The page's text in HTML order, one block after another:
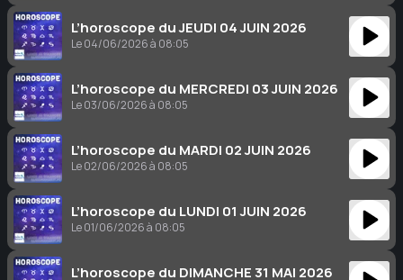
L’horoscope du JEUDI 04 JUIN 2026
Le 04/06/2026 à 08:05
L’horoscope du MERCREDI 03 JUIN 2026
Le 03/06/2026 à 08:05
L’horoscope du MARDI 02 JUIN 2026
Le 02/06/2026 à 08:05
L’horoscope du LUNDI 01 JUIN 2026
Le 01/06/2026 à 08:05
L’horoscope du DIMANCHE 31 MAI 2026